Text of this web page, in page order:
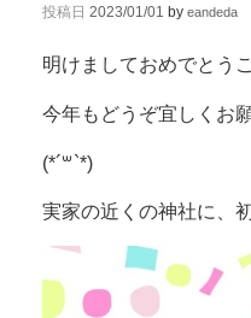
投稿日 2023/01/01 by eandeda
明けましておめでとう
今年もどうぞ宜しくお
(*´꒳`*)
実家の近くの神社に、